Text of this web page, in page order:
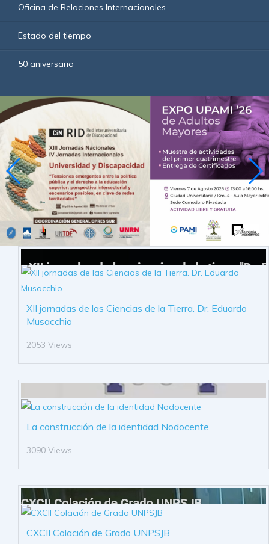
Oficina de Relaciones Internacionales
Estado del tiempo
50 aniversario
XII jornadas de las Ciencias de la Tierra. Dr. Eduardo
Musacchio
2053 Views
La construcción de la identidad Nodocente
3090 Views
CXCII Colación de Grado UNPSJB